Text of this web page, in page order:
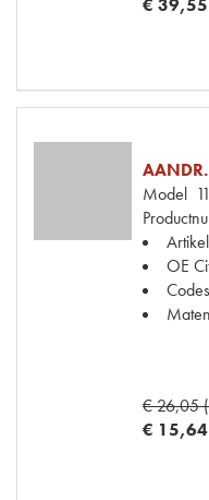
€ 39,55
Model
OE
Codes
Maten
€ 26,05
€ 15,64